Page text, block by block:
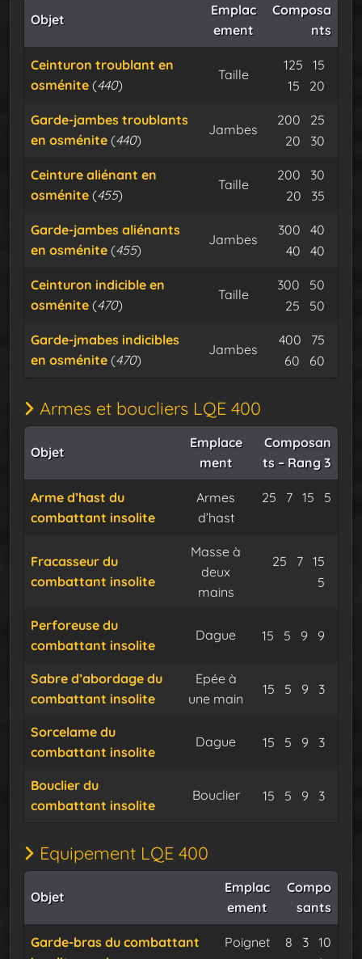
Objet
Emplac
ement
Composa
nts
Ceinturon troublant en
osménite (440)
Taille
125 Minerai
15
15
Flux
20
Garde-jambes troublants
en osménite (440)
Jambes
200 Minerai
25
20
Flux
30
Ceinture aliénant en
osménite (455)
Taille
200 Minerai
30
20
Flux
35
Garde-jambes aliénants
en osménite (455)
Jambes
300 Minerai
40
40
Flux
40
Ceinturon indicible en
osménite (470)
Taille
300 Minerai
50
25
Flux
50
Garde-jmabes indicibles
en osménite (470)
Jambes
400 Minerai
75
60
Flux
60
Armes et boucliers LQE 400
Objet
Emplace
ment
Composan
ts – Rang 3
Arme d’hast du
combattant insolite
Armes
d’hast
25 Minerai
7 Minerai
15 Flux
5
Fracasseur du
combattant insolite
Masse à
deux
mains
25 Minerai
7 Minerai
15
5
Perforeuse du
combattant insolite
Dague 15 Minerai
5 Minerai
9 Flux
9
Sabre d’abordage du
combattant insolite
Epée à
une main
15 Minerai
5 Minerai
9 Flux
3
Sorcelame du
combattant insolite
Dague 15 Minerai
5 Minerai
9 Flux
3
Bouclier du
combattant insolite
Bouclier 15 Minerai
5 Minerai
9 Flux
3
Equipement LQE 400
Objet
Emplac
ement
Compo
sants
Garde-bras du combattant
Poignet
8 Minerai
3 10